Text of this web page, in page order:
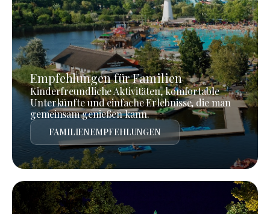
Empfehlungen für Familien
Kinderfreundliche Aktivitäten, komfortable
Unterkünfte und einfache Erlebnisse, die man
gemeinsam genießen kann.
FAMILIENEMPFEHLUNGEN